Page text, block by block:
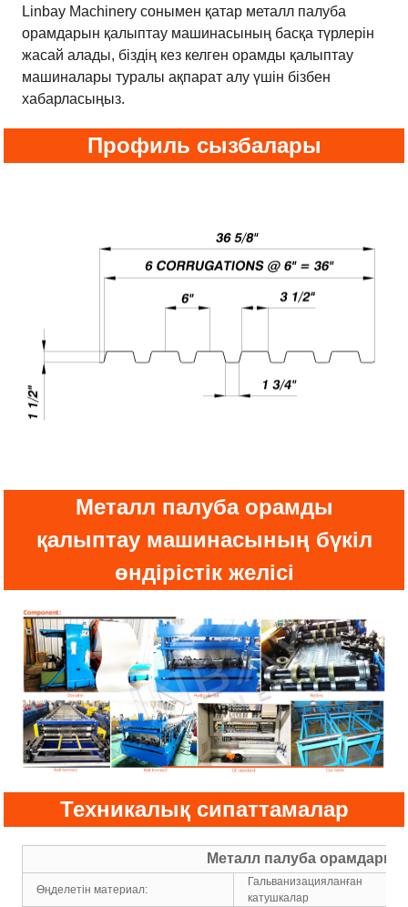
Linbay Machinery сонымен қатар металл палуба
орамдарын қалыптау машинасының басқа түрлерін
жасай алады, біздің кез келген орамды қалыптау
машиналары туралы ақпарат алу үшін бізбен
хабарласыңыз.
Профиль сызбалары
Металл палуба орамды
қалыптау машинасының бүкіл
өндірістік желісі
Техникалық сипаттамалар
Металл палуба
Өңделетін материал:
Гальванизацияланған
катушкалар